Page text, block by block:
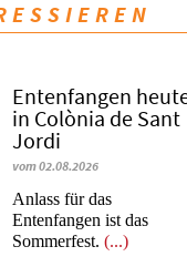
Entenfangen
in Colònia de Sant
Jordi
vom 02.08.2026
Anlass für das
Entenfangen ist das
Sommerfest.(...)